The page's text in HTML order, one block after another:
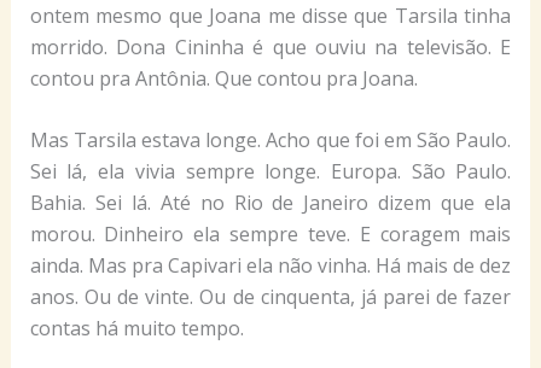
ontem mesmo que Joana me disse que Tarsila tinha
morrido. Dona Cininha é que ouviu na televisão. E
contou pra Antônia. Que contou pra Joana.
Mas Tarsila estava longe. Acho que foi em São Paulo.
Sei lá, ela vivia sempre longe. Europa. São Paulo.
Bahia. Sei lá. Até no Rio de Janeiro dizem que ela
morou. Dinheiro ela sempre teve. E coragem mais
ainda. Mas pra Capivari ela não vinha. Há mais de dez
anos. Ou de vinte. Ou de cinquenta, já parei de fazer
contas há muito tempo.